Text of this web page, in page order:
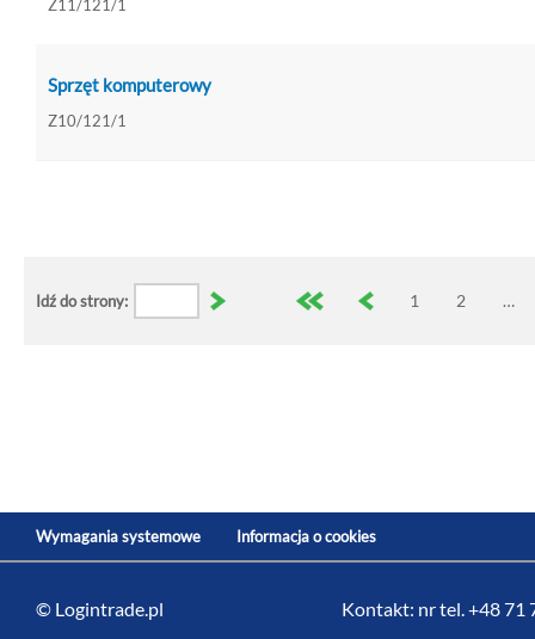
Z11/121/1
Sprzęt komputerowy
Z10/121/1
Idź do strony: 1 2 …
Wymagania systemowe Informacja o cookies
© Logintrade.pl Kontakt: nr tel. +48 71